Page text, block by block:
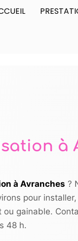
à
à Avranches ?
pour
gainable.
48 h.